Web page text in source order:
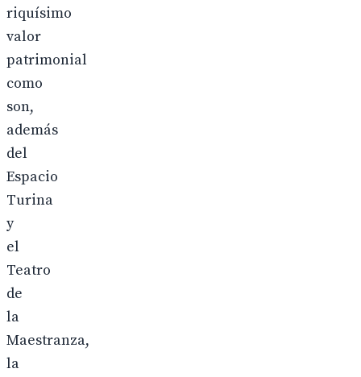
riquísimo
valor
patrimonial
como
son,
además
del
Espacio
Turina
y
el
Teatro
de
la
Maestranza,
la